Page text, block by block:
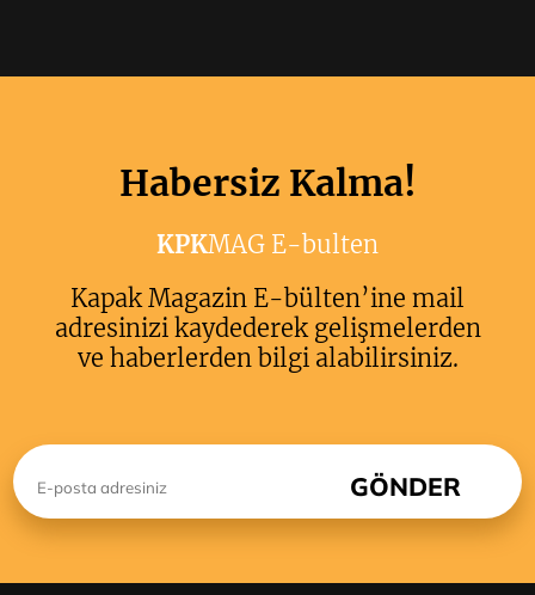
Habersiz Kalma!
KPKMAG E-bulten
Kapak Magazin E-bülten’ine mail
adresinizi kaydederek gelişmelerden
ve haberlerden bilgi alabilirsiniz.